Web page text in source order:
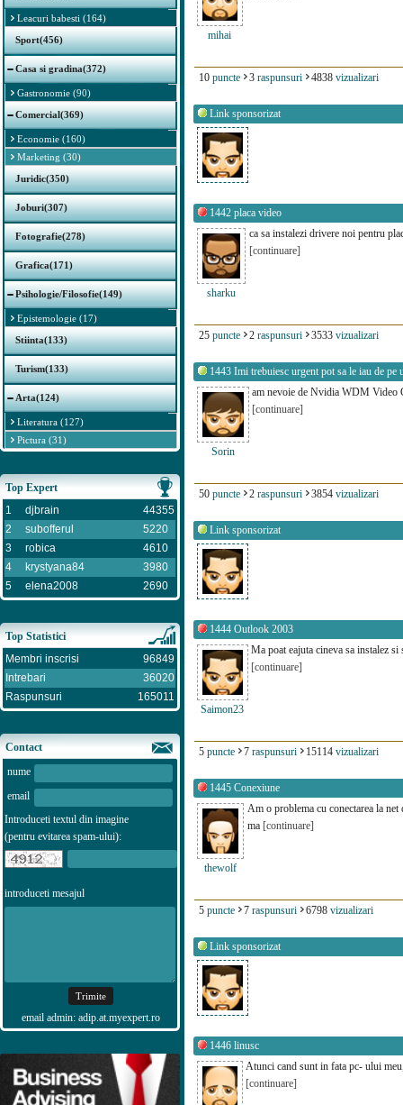
Leacuri babesti (164)
Sport(456)
Casa si gradina(372)
Gastronomie (90)
Comercial(369)
Economie (160)
Marketing (30)
Juridic(350)
Joburi(307)
Fotografie(278)
Grafica(171)
Psihologie/Filosofie(149)
Epistemologie (17)
Stiinta(133)
Turism(133)
Arta(124)
Literatura (127)
Pictura (31)
Top Expert
1
djbrain
44355
2
subofferul
5220
3
robica
4610
4
krystyana84
3980
5
elena2008 2690
Top Statistici
Membri inscrisi
96849
Intrebari
36020
Raspunsuri
165011
Contact
nume
email
Introduceti textul din imagine
(pentru evitarea spam-ului):
introduceti mesajul
email admin: adip.at.myexpert.ro
mihai
10 puncte 3 raspunsuri 4838 vizualizari
Link sponsorizat
1442 placa video
sharku
ca sa instalezi drivere noi pentru
[continuare]
25 puncte 2 raspunsuri 3533 vizualizari
1443 Imi trebuiesc urgent pot sa le iau de pe
Sorin
am nevoie de Nvidia WDM Video
[continuare]
50 puncte 2 raspunsuri 3854 vizualizari
Link sponsorizat
1444 Outlook 2003
Saimon23
Ma poat eajuta cineva sa instalez
[continuare]
5 puncte 7 raspunsuri 15114 vizualizari
1445 Conexiune
thewolf
Am o problema cu conectarea la
ma [continuare]
5 puncte 7 raspunsuri 6798 vizualizari
Link sponsorizat
1446 linusc
Atunci cand sunt in fata pc- ului
[continuare]